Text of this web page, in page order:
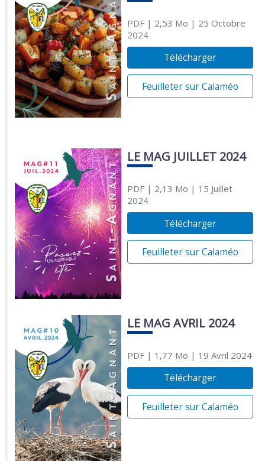
PDF| 2,53 Mo | 25 Octobre
2024
Télécharger
Feuilleter sur Calaméo
LE MAG JUILLET 2024
PDF| 2,13 Mo | 15 Juillet
2024
Télécharger
Feuilleter sur Calaméo
LE MAG AVRIL 2024
PDF| 1,77 Mo | 19 Avril 2024
Télécharger
Feuilleter sur Calaméo